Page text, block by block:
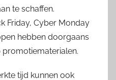
te schaffen.
Friday, Cyber Monday
hebben doorgaans
promotiematerialen.
tijd kunnen ook